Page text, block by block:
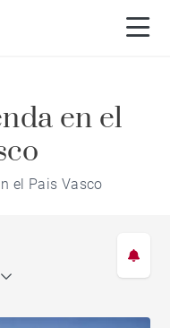
en el
el Pais Vasco